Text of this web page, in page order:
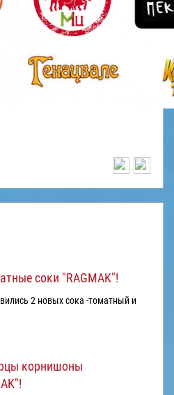
соки "RAGMAK"!
2 новых сока -томатный и
корнишоны